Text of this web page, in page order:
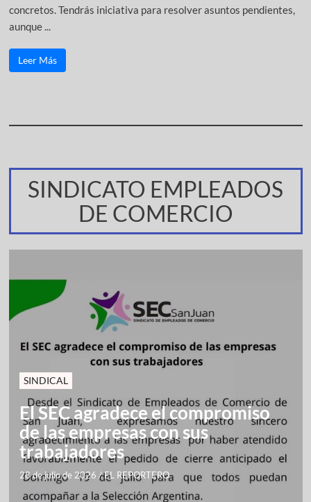
concretos. Tendrás iniciativa para resolver asuntos pendientes,
aunque ...
Leer Más
SINDICATO EMPLEADOS
DE COMERCIO
SINDICAL
El SEC agradece el compromiso
de las empresas con sus
trabajadores
28 de julio de 2026 /EL REPORTERO